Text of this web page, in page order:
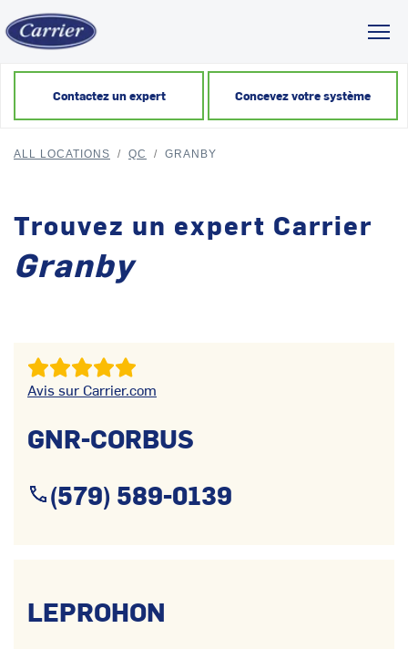
Contactez un expert Concevez votre système
ALL LOCATIONS / QC / GRANBY
Trouvez un expert Carrier
Granby
Avis sur Carrier.com
GNR-CORBUS
(579) 589-0139
LEPROHON